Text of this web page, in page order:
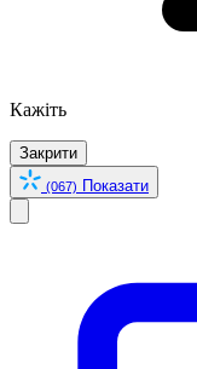
Кажіть
Закрити
(067) Показати